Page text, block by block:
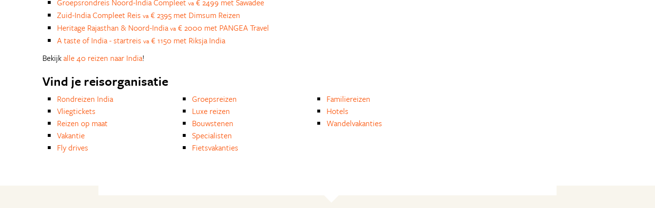
Groepsrondreis Noord-India Compleet va € 2499 met Sawadee
Zuid-India Compleet Reis va € 2395 met Dimsum Reizen
Heritage Rajasthan & Noord-India va € 2000 met PANGEA Travel
A taste of India - startreis va € 1150 met Riksja India
Bekijkalle 40 reizen naar India!
Vind je reisorganisatie
Rondreizen India
Vliegtickets
Reizen op maat
Vakantie
Fly drives
Groepsreizen
Luxe reizen
Bouwstenen
Specialisten
Fietsvakanties
Familiereizen
Hotels
Wandelvakanties